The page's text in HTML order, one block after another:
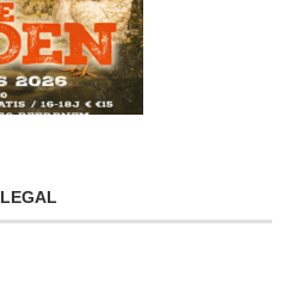
LEGAL